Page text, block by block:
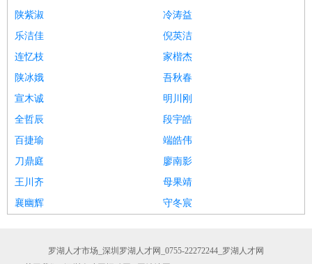
陕紫淑
冷涛益
乐洁佳
倪英洁
连忆枝
家楷杰
陕冰娥
吾秋春
宣木诚
明川刚
全哲辰
段宇皓
百捷瑜
端皓伟
刀鼎庭
廖南影
王川齐
母果靖
襄幽辉
守冬宸
罗湖人才市场_深圳罗湖人才网_0755-22272244_罗湖人才网